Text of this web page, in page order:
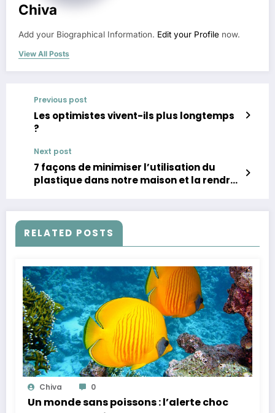
Chiva
Add your Biographical Information. Edit your Profile now.
View All Posts
Previous post
Les optimistes vivent-ils plus longtemps
?
Next post
7 façons de minimiser l’utilisation du
plastique dans notre maison et la rendre
RELATED POSTS
Chiva 0
Un monde sans poissons : l’alerte choc